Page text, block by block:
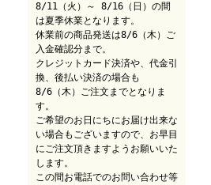
8/11（火）～ 8/16（日）の間
は夏季休業となります。
休業前の商品発送は8/6（木）ご
入金確認分まで。
クレジットカード決済や、代金引
換、後払い決済の場合も
8/6（木）ご注文までとなりま
す。
ご希望のお日にちにお届け出来な
い場合もございますので、お早目
にご注文頂きますようお願いいた
します。
この間お電話でのお問い合わせ等